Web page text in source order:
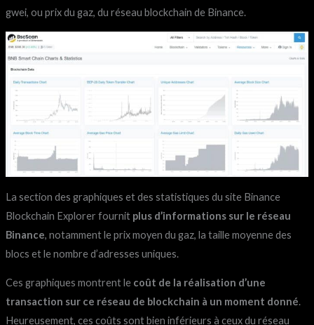
gwei, ou prix du gaz, du réseau blockchain de Binance.
La section des graphiques et des statistiques du site Binance
Blockchain Explorer fournit plus d’informations sur le réseau
Binance, notamment le prix moyen du gaz, la taille moyenne des
blocs et le nombre d’adresses uniques.
Ces graphiques montrent lecoût de la réalisation d’une
transaction sur ce réseau de blockchain à un moment donné.
Heureusement, ces coûts sont bien inférieurs à ceux du réseau